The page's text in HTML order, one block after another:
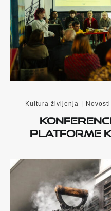
Kultura življenja Novosti
platforme